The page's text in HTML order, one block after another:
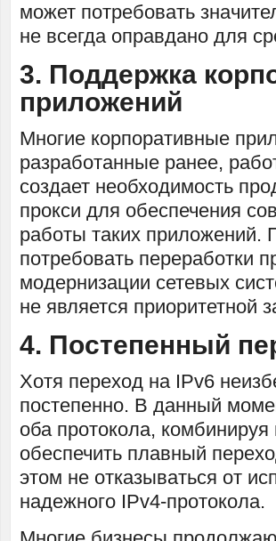
может потребовать
не всегда оправдано для
3. Поддержка
приложений
Многие корпоративные
разработанные ранее,
создает необходимость
прокси для обеспечения
работы таких приложений.
потребовать переработки
модернизации сетевых
не является приоритетной
4. Постепенный
Хотя переход на IPv6
постепенно. В данный
оба протокола,
обеспечить плавный
этом не отказываться от
надежного IPv4-протокола.